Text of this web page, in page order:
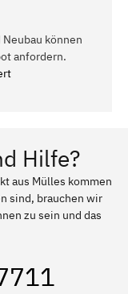
können
anfordern.
Hilfe?
aus Mülles kommen
sind, brauchen wir
zu sein und das